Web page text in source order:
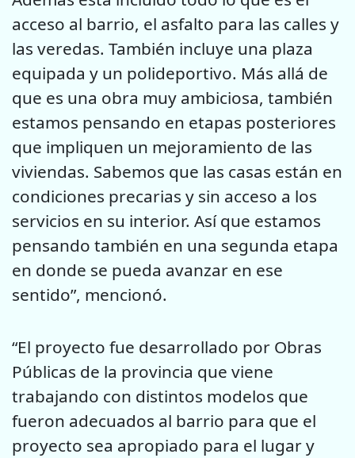
acceso al barrio, el asfalto para las calles y
las veredas. También incluye una plaza
equipada y un polideportivo. Más allá de
que es una obra muy ambiciosa, también
estamos pensando en etapas posteriores
que impliquen un mejoramiento de las
viviendas. Sabemos que las casas están en
condiciones precarias y sin acceso a los
servicios en su interior. Así que estamos
pensando también en una segunda etapa
en donde se pueda avanzar en ese
sentido”, mencionó.
“El proyecto fue desarrollado por Obras
Públicas de la provincia que viene
trabajando con distintos modelos que
fueron adecuados al barrio para que el
proyecto sea apropiado para el lugar y